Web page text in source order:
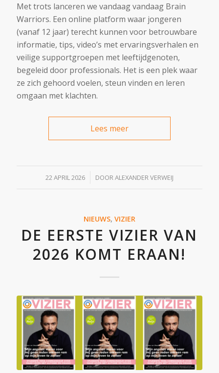
Met trots lanceren we vandaag vandaag Brain
Warriors. Een online platform waar jongeren
(vanaf 12 jaar) terecht kunnen voor betrouwbare
informatie, tips, video’s met ervaringsverhalen en
veilige supportgroepen met leeftijdgenoten,
begeleid door professionals. Het is een plek waar
ze zich gehoord voelen, steun vinden en leren
omgaan met klachten.
Lees meer
22 APRIL 2026
/ DOORALEXANDER VERWEIJ
NIEUWS, VIZIER
DE EERSTE VIZIER VAN
2026 KOMT ERAAN!